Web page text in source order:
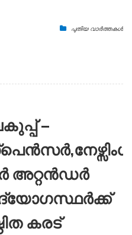
പുതിയ വാർത്തകൾ
–
അറ്റൻഡർ
കരട്